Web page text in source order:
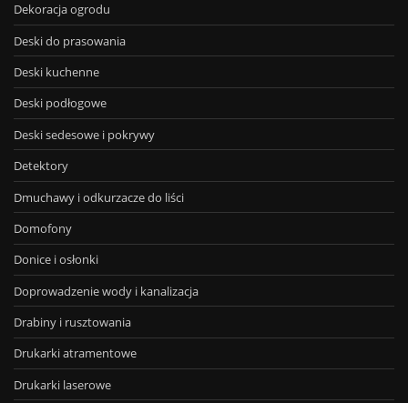
Dekoracja ogrodu
Deski do prasowania
Deski kuchenne
Deski podłogowe
Deski sedesowe i pokrywy
Detektory
Dmuchawy i odkurzacze do liści
Domofony
Donice i osłonki
Doprowadzenie wody i kanalizacja
Drabiny i rusztowania
Drukarki atramentowe
Drukarki laserowe